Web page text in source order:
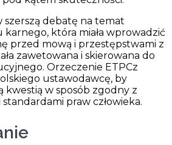
szerszą debatę na temat
karnego, która miała wprowadzić
przed mową i przestępstwami z
zawetowana i skierowana do
Orzeczenie ETPCz
ustawodawcę, by
kwestią w sposób zgodny z
praw człowieka.